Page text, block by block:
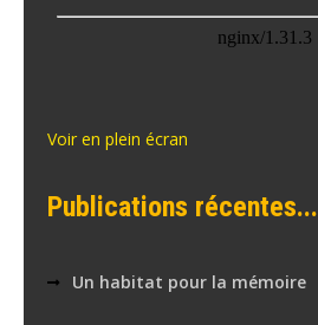
Voir en plein écran
Publications récentes...
Un habitat pour la mémoire